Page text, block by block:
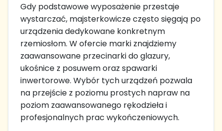
Gdy podstawowe wyposażenie przestaje
wystarczać, majsterkowicze często sięgają po
urządzenia dedykowane konkretnym
rzemiosłom. W ofercie marki znajdziemy
zaawansowane przecinarki do glazury,
ukośnice z posuwem oraz spawarki
inwertorowe. Wybór tych urządzeń pozwala
na przejście z poziomu prostych napraw na
poziom zaawansowanego rękodzieła i
profesjonalnych prac wykończeniowych.